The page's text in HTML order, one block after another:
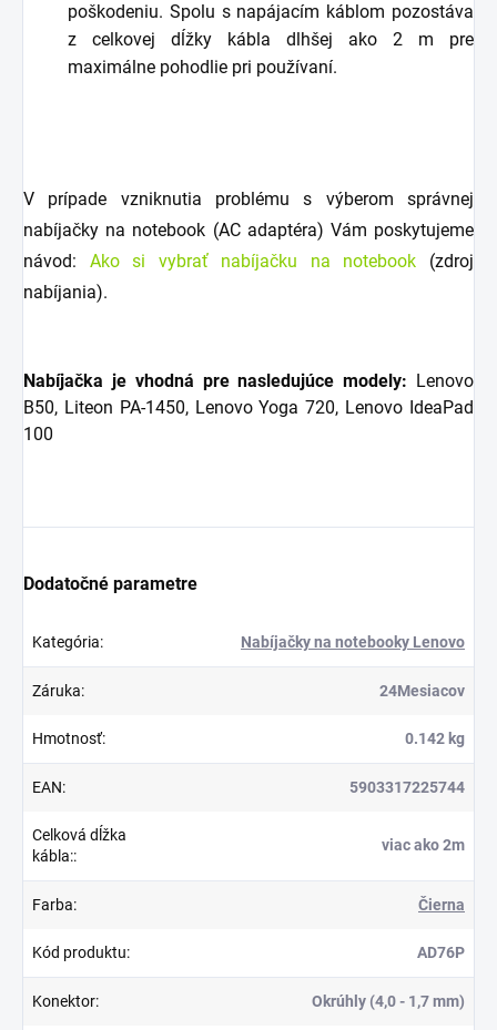
poškodeniu. Spolu s napájacím káblom pozostáva
z celkovej dĺžky kábla dlhšej ako 2 m pre
maximálne pohodlie pri používaní.
V prípade vzniknutia problému s výberom správnej
nabíjačky na notebook (AC adaptéra) Vám poskytujeme
návod: Ako si vybrať nabíjačku na notebook (zdroj
nabíjania).
Nabíjačka je vhodná pre nasledujúce modely: Lenovo
B50, Liteon PA-1450, Lenovo Yoga 720, Lenovo IdeaPad
100
Dodatočné parametre
Kategória: Nabíjačky na notebooky Lenovo
Záruka: 24Mesiacov
Hmotnosť: 0.142 kg
EAN: 5903317225744
Celková dĺžka
kábla::
viac ako 2m
Farba: Čierna
Kód produktu: AD76P
Konektor: Okrúhly (4,0 - 1,7 mm)